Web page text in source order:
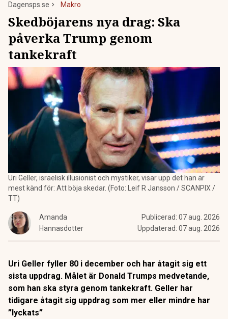
Dagensps.se Makro
Skedböjarens nya drag: Ska
påverka Trump genom
tankekraft
Uri Geller, israelisk illusionist och mystiker, visar upp det han är
mest känd för: Att böja skedar. (Foto: Leif R Jansson / SCANPIX /
TT)
Amanda
Hannasdotter
Publicerad: 07 aug. 2026
Uppdaterad: 07 aug. 2026
Uri Geller fyller 80 i december och har åtagit sig ett
sista uppdrag. Målet är Donald Trumps medvetande,
som han ska styra genom tankekraft. Geller har
tidigare åtagit sig uppdrag som mer eller mindre har
”lyckats”